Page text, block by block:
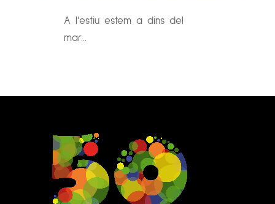
A l’estiu estem a dins del
mar…